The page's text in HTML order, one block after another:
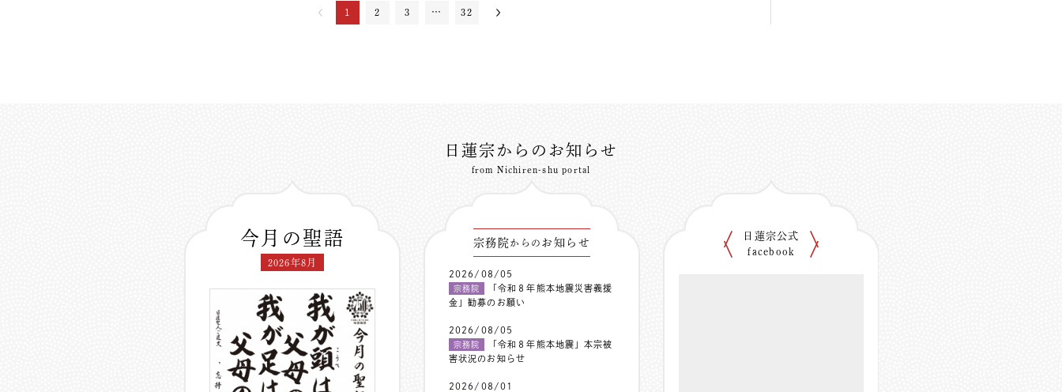
1 2 3 … 32
日蓮宗からのお知らせ
from Nichiren-shu portal
今月の聖語
2026年8月
宗務院からの お知らせ
2026/08/05
宗務院
「令和８年熊本地震災害義援
金」勧募のお願い
2026/08/05
宗務院
「令和８年熊本地震」本宗被
害状況のお知らせ
2026/08/01
日蓮宗公式
facebook